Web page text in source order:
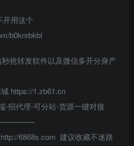
开用这个
b0knrbkbi
抢转发软件以及微信多开分身产
https://1.zb61.cn
-招代理-可分站-货源一键对接
6868s.com 建议收藏不迷路